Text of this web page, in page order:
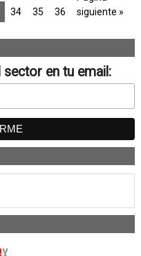
34 35 36
siguiente »
sector en tu email: